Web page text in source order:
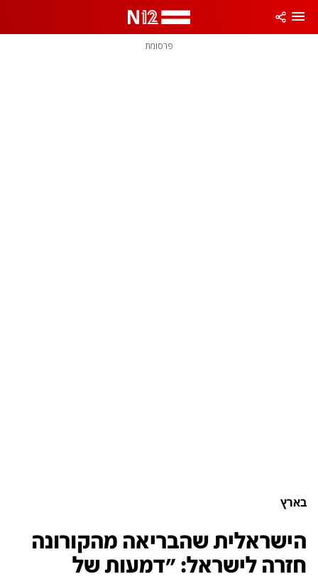
פרסומת
בארץ
הישראלית שהבריאה מהקורונה
חזרה לישראל: "דמעות של